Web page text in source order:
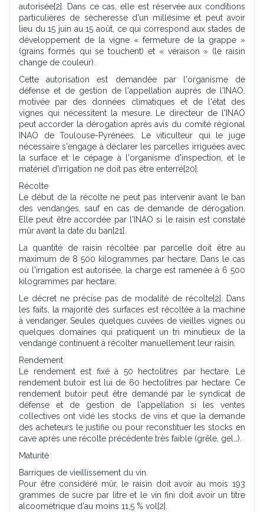
autorisée[2]. Dans ce cas, elle est réservée aux conditions
particulières de sècheresse d'un millésime et peut avoir
lieu du 15 juin au 15 août, ce qui correspond aux stades de
développement de la vigne « fermeture de la grappe »
(grains formés qui se touchent) et « véraison » (le raisin
change de couleur).
Cette autorisation est demandée par l'organisme de
défense et de gestion de l'appellation auprès de l'INAO,
motivée par des données climatiques et de l'état des
vignes qui nécessitent la mesure. Le directeur de l'INAO
peut accorder la dérogation après avis du comité régional
INAO de Toulouse-Pyrénées. Le viticulteur qui le juge
nécessaire s'engage à déclarer les parcelles irriguées avec
la surface et le cépage à l'organisme d'inspection, et le
matériel d'irrigation ne doit pas être enterré[20].
Récolte
Le début de la récolte ne peut pas intervenir avant le ban
des vendanges, sauf en cas de demande de dérogation.
Elle peut être accordée par l'INAO si le raisin est constaté
mûr avant la date du ban[21].
La quantité de raisin récoltée par parcelle doit être au
maximum de 8 500 kilogrammes par hectare. Dans le cas
où l'irrigation est autorisée, la charge est ramenée à 6 500
kilogrammes par hectare.
Le décret ne précise pas de modalité de récolte[2]. Dans
les faits, la majorité des surfaces est récoltée à la machine
à vendanger. Seules quelques cuvées de vieilles vignes ou
quelques domaines qui pratiquent un tri minutieux de la
vendange continuent à récolter manuellement leur raisin.
Rendement
Le rendement est fixé à 50 hectolitres par hectare. Le
rendement butoir est lui de 60 hectolitres par hectare. Ce
rendement butoir peut être demandé par le syndicat de
défense et de gestion de l'appellation si les ventes
collectives ont vidé les stocks de vins et que la demande
des acheteurs le justifie ou pour reconstituer les stocks en
cave après une récolte précédente très faible (grêle, gel…).
Maturité
Barriques de vieillissement du vin.
Pour être considéré mûr, le raisin doit avoir au mois 193
grammes de sucre par litre et le vin fini doit avoir un titre
alcoométrique d'au moins 11,5 % vol[2].